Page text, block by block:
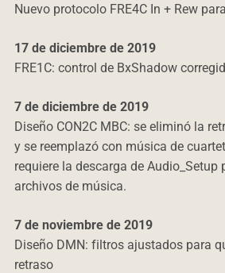
Nuevo protocolo FRE4C In + Rew
17 de diciembre de 2019
FRE1C: control de BxShadow
7 de diciembre de 2019
Diseño CON2C MBC: se eliminó la
y se reemplazó con música de
requiere la descarga de Audio_Setup
archivos de música.
7 de noviembre de 2019
Diseño DMN: filtros ajustados para
retraso